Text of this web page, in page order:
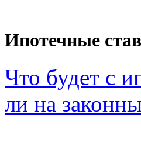
Ипотечные
Что будет с
ли на